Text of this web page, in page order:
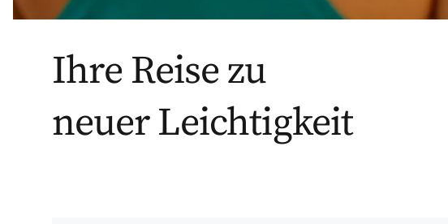
Ihre Reise zu
neuer Leichtigkeit